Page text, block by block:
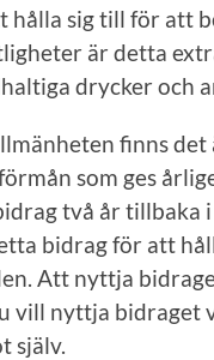
sig till för att
är detta
drycker och
finns det
som ges
två år
bidrag för att
Att nyttja
vill nyttja bidraget
själv.